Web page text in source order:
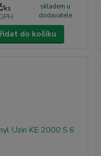
/ks
skladem u
dodavatele
do košíku